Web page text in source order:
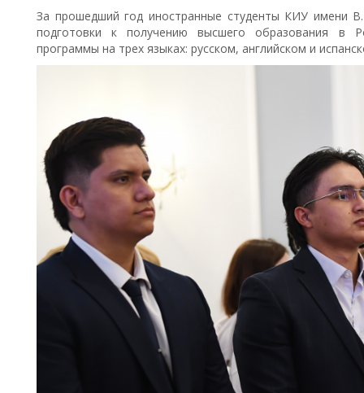
За прошедший год иностранные студенты КИУ имени
подготовки к получению высшего образования в
программы на трех языках: русском, английском и